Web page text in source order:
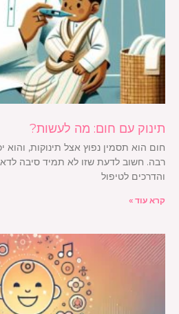
תינוק עם חום: מה לעשות?
חום הוא תסמין נפוץ אצל תינוקות, והוא
רבה. חשוב לדעת שזו לא תמיד סיבה
והדרכים לטיפול
קרא עוד »